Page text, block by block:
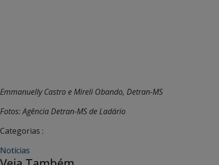
Emmanuelly Castro e Mireli Obando, Detran-MS
Fotos: Agência Detran-MS de Ladário
Categorias :
Notícias